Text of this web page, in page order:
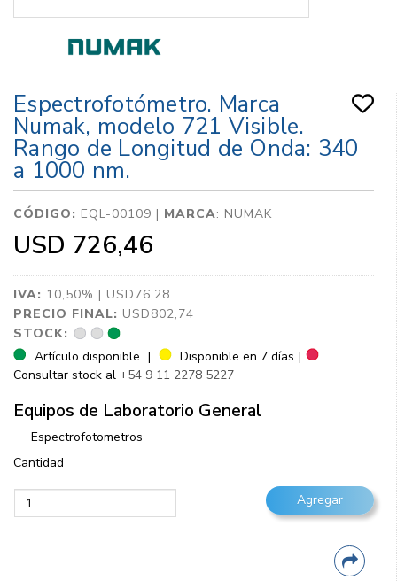
Espectrofotómetro. Marca
Numak, modelo 721 Visible.
Rango de Longitud de Onda: 340
a 1000 nm.
CÓDIGO: EQL-00109 | MARCA: NUMAK
USD 726,46
IVA: 10,50% | USD76,28
PRECIO FINAL: USD802,74
STOCK:
Artículo disponible | Disponible en 7 días |
Consultar stock al +54 9 11 2278 5227
Equipos de Laboratorio General
Espectrofotometros
Cantidad